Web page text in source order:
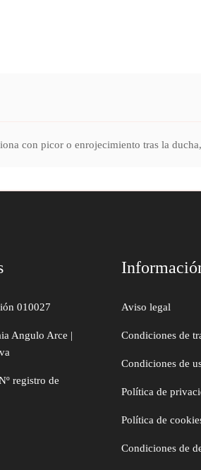
con picor o enrojecimiento tras la
010027
Angulo Arce |
registro de
Aviso legal
Condiciones de
Condiciones de
Política de
Política de
Condiciones de